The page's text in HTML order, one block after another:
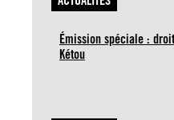
Émission spéciale :
Kétou